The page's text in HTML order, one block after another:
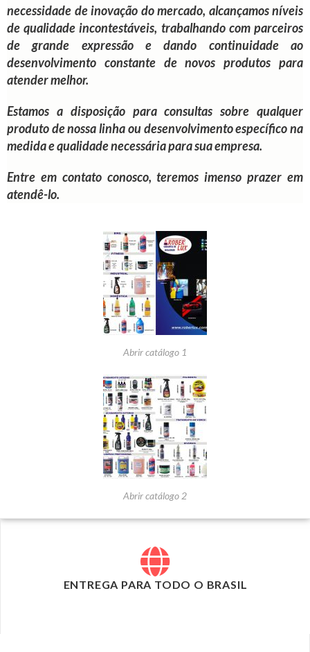
necessidade de inovação do mercado, alcançamos níveis
de qualidade incontestáveis, trabalhando com parceiros
de grande expressão e dando continuidade ao
desenvolvimento constante de novos produtos para
atender melhor.
Estamos a disposição para consultas sobre qualquer
produto de nossa linha ou desenvolvimento específico na
medida e qualidade necessária para sua empresa.
Entre em contato conosco, teremos imenso prazer em
atendê-lo.
Abrir catálogo 1
Abrir catálogo 2
ENTREGA PARA TODO O BRASIL